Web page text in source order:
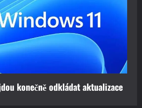
konečně odkládat aktualizace